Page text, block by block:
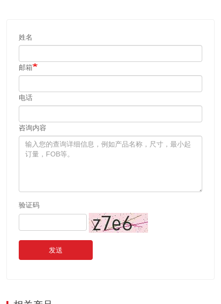
姓名
邮箱
电话
咨询内容
验证码
发送